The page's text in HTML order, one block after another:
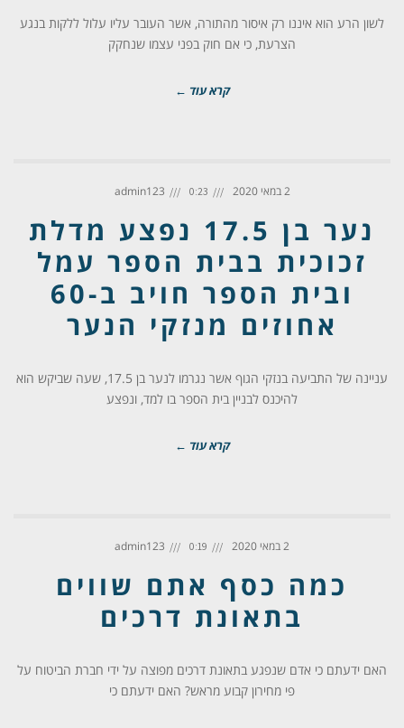
לשון הרע הוא איננו רק איסור מהתורה, אשר העובר עליו עלול ללקות בנגע
הצרעת, כי אם חוק בפני עצמו שנחקק
קרא עוד ←
2 במאי 2020 0:23
admin123
נער בן 17.5 נפצע מדלת
זכוכית בבית הספר עמל
ובית הספר חויב ב-60
אחוזים מנזקי הנער
עניינה של התביעה בנזקי הגוף אשר נגרמו לנער בן 17.5, שעה שביקש הוא
להיכנס לבניין בית הספר בו למד, ונפצע
קרא עוד ←
2 במאי 2020 0:19
admin123
כמה כסף אתם שווים
בתאונת דרכים
האם ידעתם כי אדם שנפגע בתאונת דרכים מפוצה על ידי חברת הביטוח על
פי מחירון קבוע מראש? האם ידעתם כי